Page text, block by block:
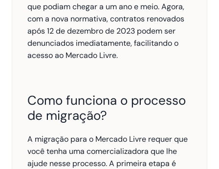
que podiam chegar a um ano e meio. Agora,
com a nova normativa, contratos renovados
após 12 de dezembro de 2023 podem ser
denunciados imediatamente, facilitando o
acesso ao Mercado Livre.
Como funciona o processo
de migração?
A migração para o Mercado Livre requer que
você tenha uma comercializadora que lhe
ajude nesse processo. A primeira etapa é